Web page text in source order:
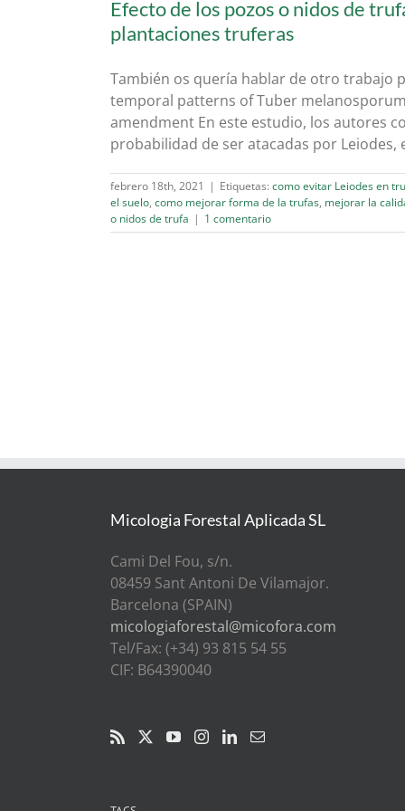
Efecto de los pozos o nidos de
plantaciones truferas
También os quería hablar de otro trabajo
temporal patterns of Tuber
amendment En este estudio, los autores
probabilidad de ser atacadas por
febrero 18th, 2021 | Etiquetas: como evitar Leiodes en
el suelo, como mejorar forma de la trufas, mejorar la
o nidos de trufa | 1 comentario
Micologia Forestal Aplicada SL
Cami Del Fou, s/n.
08459 Sant Antoni De Vilamajor.
Barcelona (SPAIN)
micologiaforestal@micofora.com
Tel/Fax: (+34) 93 815 54 55
CIF: B64390040